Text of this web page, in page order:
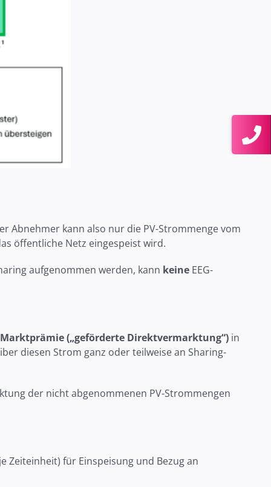
Abnehmer kann also nur die PV-Strommenge vom
öffentliche Netz eingespeist wird.
aufgenommen werden, kann keine EEG-
Marktprämie(„geförderte Direktvermarktung“) in
diesen Strom ganz oder teilweise an Sharing-
der nicht abgenommenen PV-Strommengen
Zeiteinheit) für Einspeisung und Bezug an
Toggle
Sliding
Bar